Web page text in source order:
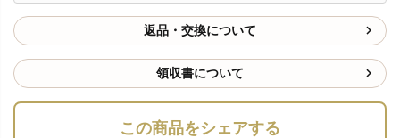
返品・交換について
領収書について
この商品をシェアする